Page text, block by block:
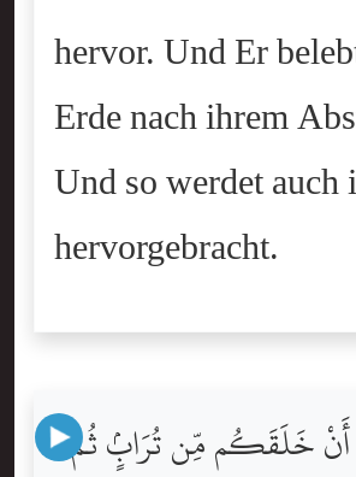
hervor. Und Er
Erde nach ihrem
Und so werdet auch
hervorgebracht.
أَنْ خَلَقَكُم مِّن تُرَابٍۢ ثُمَّ